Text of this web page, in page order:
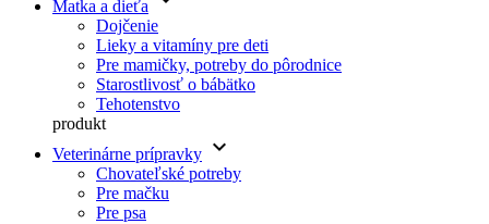
Matka a dieťa
Dojčenie
Lieky a vitamíny pre deti
Pre mamičky, potreby do pôrodnice
Starostlivosť o bábätko
Tehotenstvo
produkt
Veterinárne prípravky keyboard_arrow_down
Chovateľské potreby
Pre mačku
Pre psa